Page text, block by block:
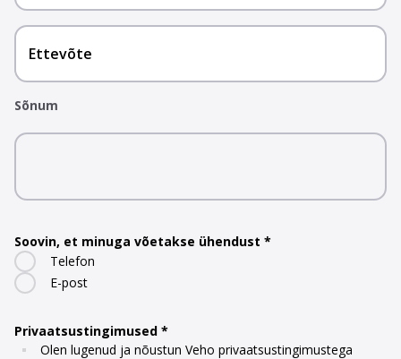
Ettevõte
Sõnum
Soovin, et minuga võetakse ühendust
Telefon
E-post
Privaatsustingimused
Olen lugenud ja nõustun Veho privaatsustingimustega